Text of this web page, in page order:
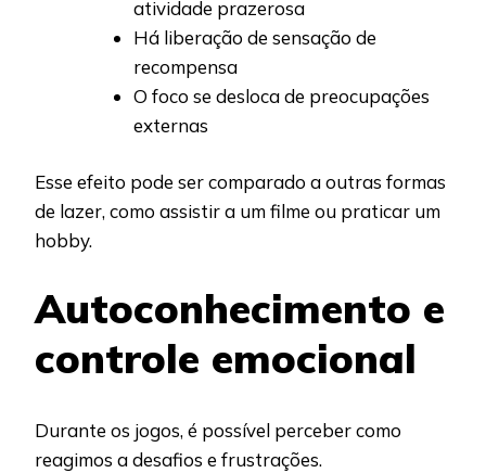
atividade prazerosa
Há liberação de sensação de
recompensa
O foco se desloca de preocupações
externas
Esse efeito pode ser comparado a outras formas
de lazer, como assistir a um filme ou praticar um
hobby.
Autoconhecimento e
controle emocional
Durante os jogos, é possível perceber como
reagimos a desafios e frustrações.